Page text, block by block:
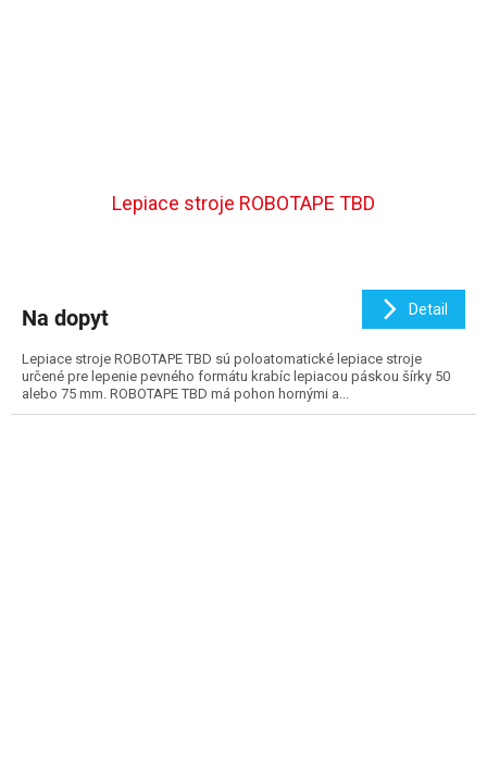
Lepiace stroje ROBOTAPE TBD
Na dopyt Detail
Lepiace stroje ROBOTAPE TBD sú poloatomatické lepiace stroje
určené pre lepenie pevného formátu krabíc lepiacou páskou šírky 50
alebo 75 mm. ROBOTAPE TBD má pohon hornými a...